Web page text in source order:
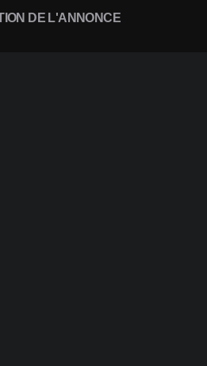
DE L'ANNONCE